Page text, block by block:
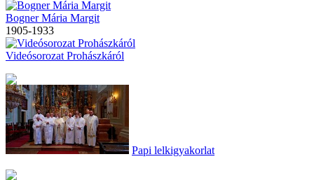
Bogner Mária Margit
1905-1933
Videósorozat Prohászkáról
Papi lelkigyakorlat